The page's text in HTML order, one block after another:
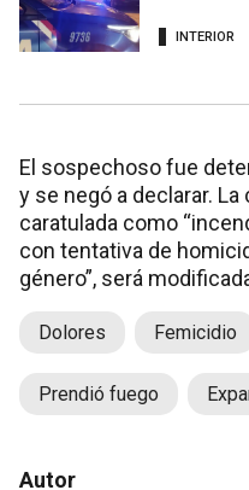
INTERIOR
El sospechoso fue
y se negó a declarar.
caratulada como
con tentativa de
género”, será
Dolores Femicidio
Prendió fuego
Autor